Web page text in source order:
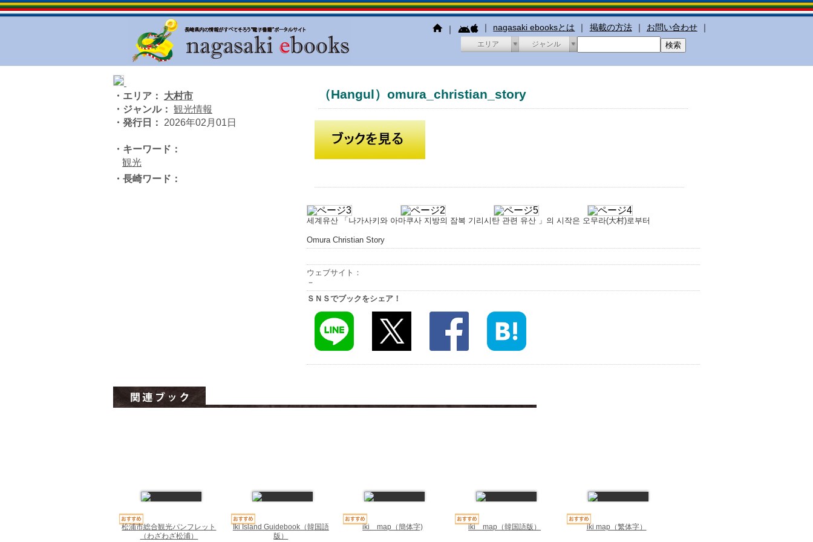
｜ ｜ nagasaki ebooksとは ｜ 掲載の方法 ｜ お問い合わせ ｜
エリア ジャンル
（Hangul）omura_christian_story
・エリア： 大村市
・ジャンル： 観光情報
・発行日：
2026年02月01日
・キーワード：
観光
・長崎ワード：
세계유산 「나가사키와 아마쿠사 지방의 잠복 기리시탄 관련 유산 」의 시작은 오무라(大村)로부터
Omura Christian Story
ウェブサイト：
－
ＳＮＳでブックをシェア！
松浦市総合観光パンフレット
（わざわざ松浦）
Iki Island Guidebook（韓国語
版）
iki map（簡体字) iki map（韓国語版） iki map（繁体字）